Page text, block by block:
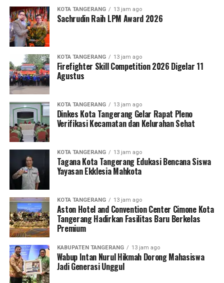
KOTA TANGERANG 13 jam ago
Sachrudin Raih LPM Award 2026
KOTA TANGERANG 13 jam ago
Firefighter Skill Competition 2026 Digelar 11
Agustus
KOTA TANGERANG 13 jam ago
Dinkes Kota Tangerang Gelar Rapat Pleno
Verifikasi Kecamatan dan Kelurahan Sehat
KOTA TANGERANG 13 jam ago
Tagana Kota Tangerang Edukasi Bencana Siswa
Yayasan Ekklesia Mahkota
KOTA TANGERANG 13 jam ago
Aston Hotel and Convention Center Cimone Kota
Tangerang Hadirkan Fasilitas Baru Berkelas
Premium
KABUPATEN TANGERANG 13 jam ago
Wabup Intan Nurul Hikmah Dorong Mahasiswa
Jadi Generasi Unggul